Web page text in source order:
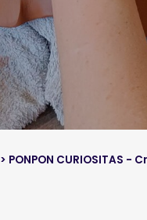
> PONPON CURIOSITAS